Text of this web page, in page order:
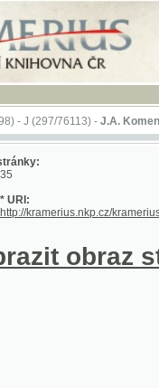
(297/76113)-J.A. Komenského
kramerius.nkp.cz/kramerius/